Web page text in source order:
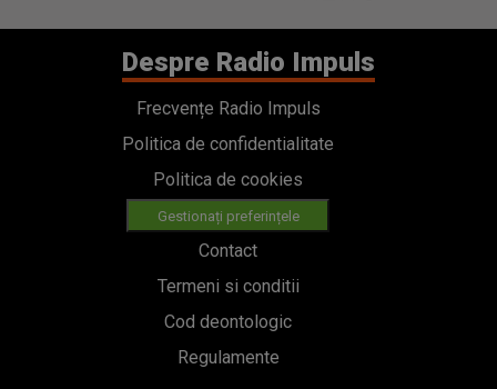
Despre Radio Impuls
Frecvențe Radio Impuls
Politica de confidentialitate
Politica de cookies
Gestionați preferințele
Contact
Termeni si conditii
Cod deontologic
Regulamente